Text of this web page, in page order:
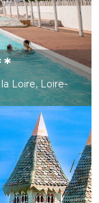
Loire, Loire-